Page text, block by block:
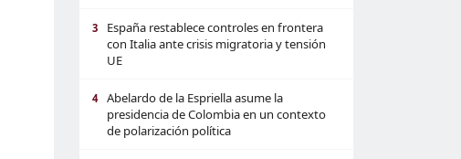
3
España restablece controles en frontera
con Italia ante crisis migratoria y tensión
UE
4
Abelardo de la Espriella asume la
presidencia de Colombia en un contexto
de polarización política